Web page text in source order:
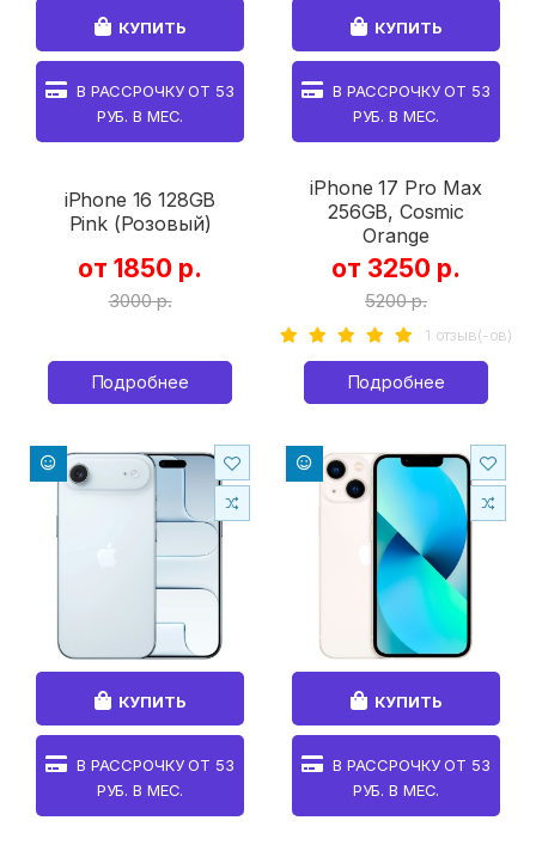
КУПИТЬ
В РАССРОЧКУ ОТ 53
РУБ. В МЕС.
iPhone 16 128GB
Pink (Розовый)
от 1850 р.
3000 р.
Подробнее
КУПИТЬ
В РАССРОЧКУ ОТ 53
РУБ. В МЕС.
iPhone 17 Pro Max
256GB, Cosmic
Orange
от 3250 р.
5200 р.
1 отзыв(-ов)
Подробнее
КУПИТЬ
В РАССРОЧКУ ОТ 53
РУБ. В МЕС.
КУПИТЬ
В РАССРОЧКУ ОТ 53
РУБ. В МЕС.